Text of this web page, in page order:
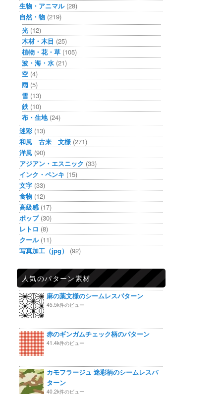
生物・アニマル(28)
自然・物 (219)
光 (12)
木材・木目 (25)
植物・花・草 (105)
波・海・水 (21)
空 (4)
雨 (5)
雪 (13)
鉄 (10)
布・生地(24)
迷彩 (13)
和風 古来 文様 (271)
洋風 (90)
アジアン・エスニック (33)
インク・ペンキ (15)
文字 (33)
食物 (12)
高級感 (17)
ポップ(30)
レトロ (8)
クール(11)
写真加工（jpg）
(92)
人気のパターン素材
麻の葉文様のシームレスパターン
45.5k件のビュー
赤のギンガムチェック柄のパターン
41.4k件のビュー
カモフラージュ 迷彩柄のシームレスパ
ターン
40.2k件のビュー